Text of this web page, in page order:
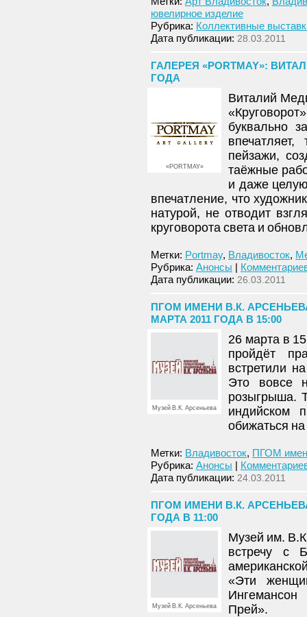
ювелирное изделие
Рубрика: Коллективные
Дата публикации: 28.03.2011
ГАЛЕРЕЯ «PORTMAY»:
ГОДА
«PORTMAY»
Виталий
буквально
пейзажи,
таёжные
и даже
впечатление, что
натурой, не отводит
круговорота света и
Метки: Portmay, Владивосток,
Рубрика: Анонсы |
Дата публикации: 26.03.2011
ПГОМ ИМЕНИ В.К.
МАРТА 2011 ГОДА В 15:00
Музей В.К. Арсеньева
26 марта в
пройдёт
встретили
Это вовсе
розыгрыша.
индийском
обижаться
Метки: Владивосток, ПГОМ
Рубрика: Анонсы |
Дата публикации: 24.03.2011
ПГОМ ИМЕНИ В.К.
ГОДА В 11:00
Музей В.К. Арсеньева
Музей им.
встречу с
«Эти
Ингемансон
Прей».